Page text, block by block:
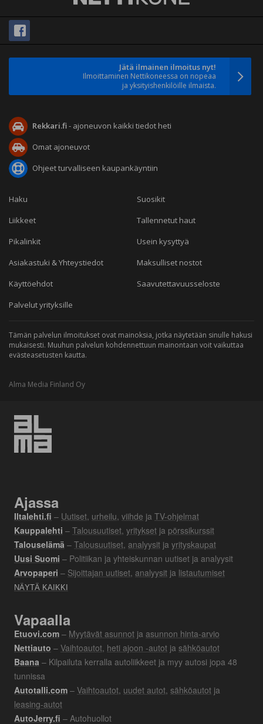
Jätä ilmainen ilmoitus nyt!
Ilmoittaminen Nettikoneessa on nopeaa
ja yksityishenkilöille ilmaista.
Rekkari.fi- ajoneuvon kaikki tiedot heti
Omat ajoneuvot
Ohjeet turvalliseen kaupankäyntiin
Haku
Liikkeet
Pikalinkit
Asiakastuki & Yhteystiedot
Käyttöehdot
Palvelut yrityksille
Suosikit
Tallennetut haut
Usein kysyttyä
Maksulliset nostot
Saavutettavuusseloste
Tämän palvelun ilmoitukset ovat mainoksia, jotka näytetään sinulle hakusi
mukaisesti. Muuhun palvelun kohdennettuun mainontaan voit vaikuttaa
evästeasetusten kautta.
Alma Media Finland Oy